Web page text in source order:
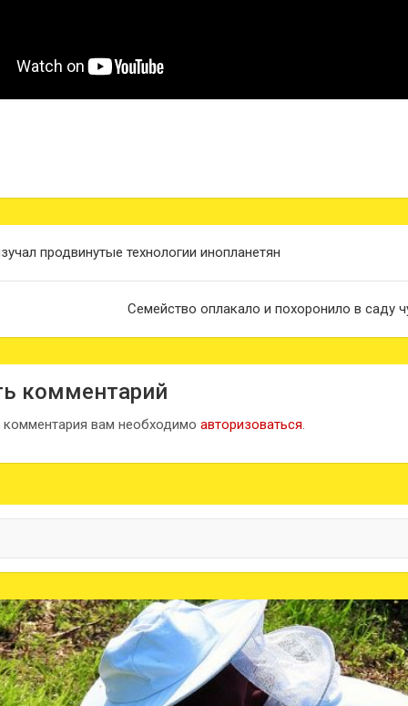
продвинутые технологии инопланетян
Семейство оплакало и похоронило в саду
комментарий
вам необходимо авторизоваться.